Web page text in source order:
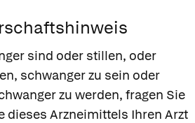
sind oder stillen, oder
schwanger zu sein oder
zu werden, fragen Sie
dieses Arzneimittels Ihren Arzt